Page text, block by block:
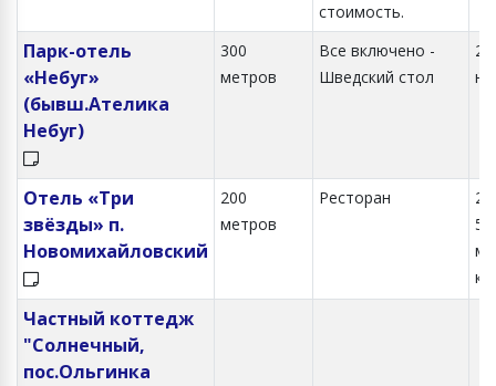
стоимость.
Парк-отель
«Небуг»
(бывш.Ателика
Небуг)
300
метров
Все включено -
Шведский стол
Отель «Три
звёзды» п.
Новомихайловский
200
метров
Ресторан
2-
5-
Частный коттедж
"Солнечный,
пос.Ольгинка